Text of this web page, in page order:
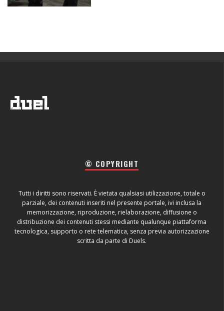
© COPYRIGHT
Tutti i diritti sono riservati. È vietata qualsiasi utilizzazione, totale o
parziale, dei contenuti inseriti nel presente portale, ivi inclusa la
memorizzazione, riproduzione, rielaborazione, diffusione o
distribuzione dei contenuti stessi mediante qualunque piattaforma
tecnologica, supporto o rete telematica, senza previa autorizzazione
scritta da parte di Duels.